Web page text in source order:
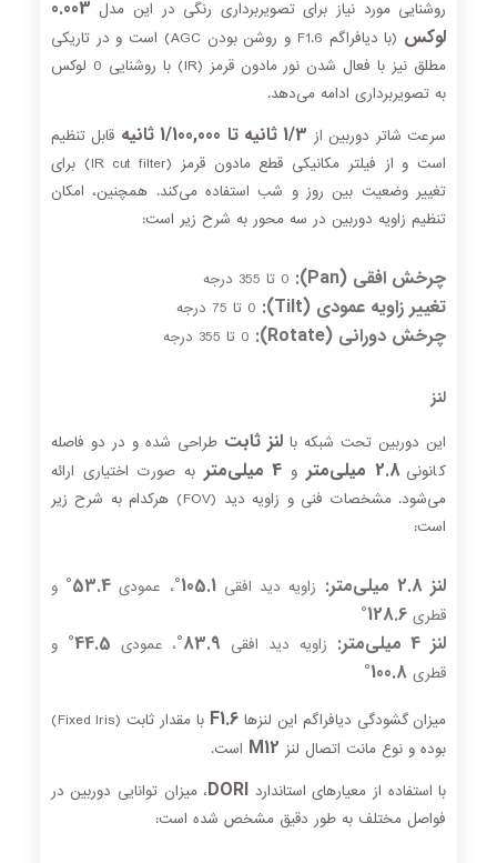
روشنایی مورد نیاز برای تصویربرداری رنگی در این مدل 0.003
لوکس
(با دیافراگم F1.6 و روشن بودن AGC) است و در تاریکی
مطلق نیز با فعال شدن نور مادون قرمز (IR) با روشنایی 0 لوکس
به تصویربرداری ادامه می‌دهد.
سرعت شاتر دوربین از 1/3 ثانیه تا 1/100,000 ثانیه
قابل تنظیم
است و از فیلتر مکانیکی قطع مادون قرمز (IR cut filter) برای
تغییر وضعیت بین روز و شب استفاده می‌کند. همچنین، امکان
تنظیم زاویه دوربین در سه محور به شرح زیر است:
چرخش افقی (Pan):
تغییر زاویه عمودی (Tilt):
چرخش دورانی (Rotate):
لنز
این دوربین تحت شبکه با لنز ثابت طراحی شده و در دو فاصله
کانونی 2.8 میلی‌متر و 4 میلی‌متر
به صورت اختیاری ارائه
می‌شود. مشخصات فنی و زاویه دید (FOV) هرکدام به شرح زیر
است:
لنز 2.8 میلی‌متر: زاویه دید افقی105.1° ، عمودی 53.4°
و
قطری 128.6°
لنز 4 میلی‌متر:
زاویه دید افقی 83.9° ، عمودی 44.5°
و
قطری 100.8°
میزان گشودگی دیافراگم این لنزها F1.6
با مقدار ثابت (Fixed Iris)
بوده و نوع مانت اتصال لنز M12 است.
با استفاده از معیارهای استاندارد DORI، میزان توانایی دوربین در
فواصل مختلف به طور دقیق مشخص شده است: